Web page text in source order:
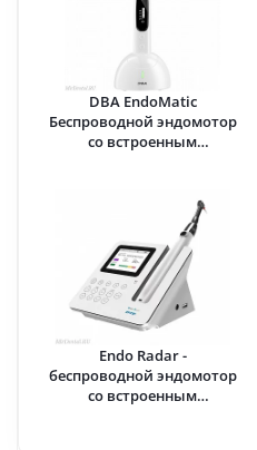
DBA EndoMatic
Беспроводной эндомотор
со встроенным
Endo Radar -
беспроводной эндомотор
со встроенным